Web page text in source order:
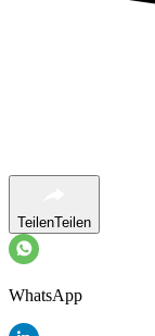
TeilenTeilen
WhatsApp